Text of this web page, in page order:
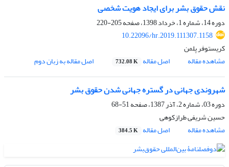
نقش حقوق بشر برای ایجاد هویت شخصی
دوره 14، شماره 1، خرداد 1398، صفحه
205-220
10.22096/hr.2019.111307.1158
کریستوفر پلمن
مشاهده مقاله
اصل مقاله 732.08 K اصل مقاله به زبان دوم
شهروندی جهانی در گستره جهانی شدن حقوق بشر
دوره 03، شماره 2، آذر 1387، صفحه
51-68
حسین شریفی طرازکوهی
مشاهده مقاله
اصل مقاله 384.5 K